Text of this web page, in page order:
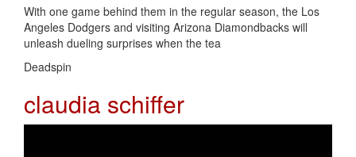
With one game behind them in the regular season, the Los
Angeles Dodgers and visiting Arizona Diamondbacks will
unleash dueling surprises when the tea
Deadspin
claudia schiffer